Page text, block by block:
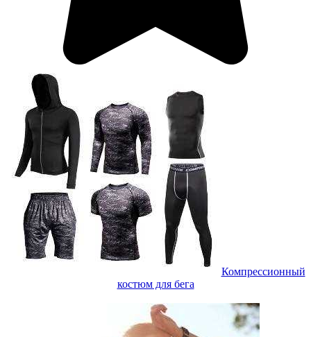
Компрессионный
костюм для бега